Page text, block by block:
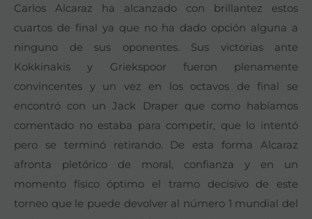
Carlos Alcaraz ha alcanzado con brillantez estos
cuartos de final ya que no ha dado opción alguna a
ninguno de sus oponentes. Sus victorias ante
Kokkinakis y Griekspoor fueron plenamente
convincentes y un vez en los octavos de final se
encontró con un Jack Draper que como habíamos
comentado no estaba para competir, que lo intentó
pero se terminó retirando. De esta forma Alcaraz
afronta pletórico de moral, confianza y en un
momento físico óptimo el tramo decisivo de este
torneo que le puede devolver al número 1 mundial del